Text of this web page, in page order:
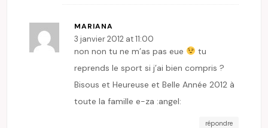
MARIANA
3 janvier 2012 at 11:00
non non tu ne m’as pas eue
tu
reprends le sport si j’ai bien compris ?
Bisous et Heureuse et Belle Année 2012 à
toute la famille e-za :angel:
répondre